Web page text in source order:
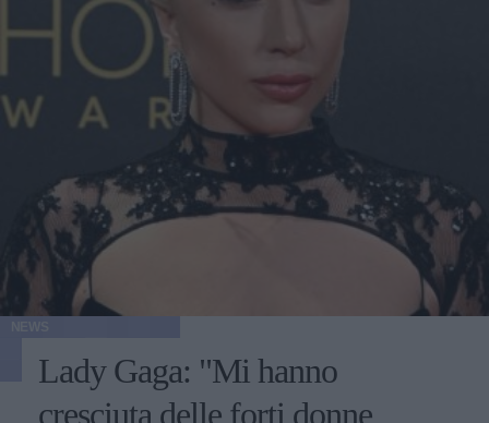
Lady Gaga: "Mi hanno
cresciuta delle forti donne